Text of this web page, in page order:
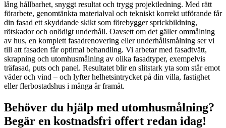
lång hållbarhet, snyggt resultat och trygg projektledning. Med rätt
förarbete, genomtänkta materialval och tekniskt korrekt utförande får
din fasad ett skyddande skikt som förebygger sprickbildning,
rötskador och onödigt underhåll. Oavsett om det gäller ommålning
av hus, en komplett fasadrenovering eller underhållsmålning ser vi
till att fasaden får optimal behandling. Vi arbetar med fasadtvätt,
skrapning och utomhusmålning av olika fasadtyper, exempelvis
träfasad, puts och panel. Resultatet blir en slitstark yta som står emot
väder och vind – och lyfter helhetsintrycket på din villa, fastighet
eller flerbostadshus i många år framåt.
Behöver du hjälp med utomhusmålning?
Begär en kostnadsfri offert redan idag!